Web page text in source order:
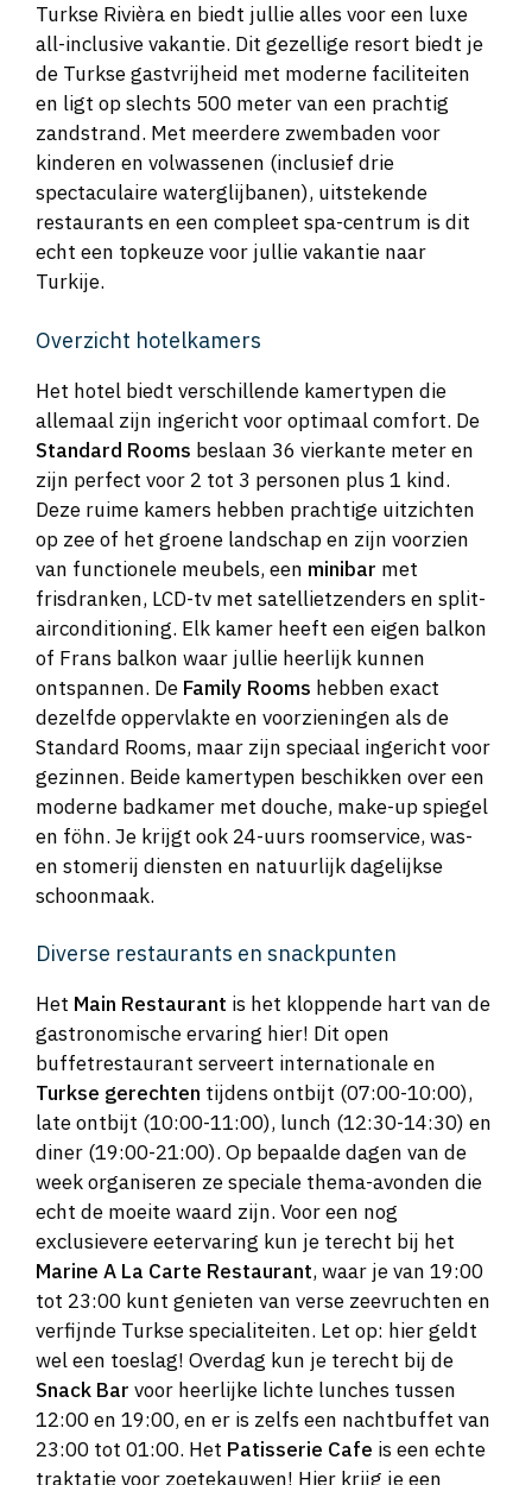
Turkse Rivièra en biedt jullie alles voor een luxe
all-inclusive vakantie. Dit gezellige resort biedt je
de Turkse gastvrijheid met moderne faciliteiten
en ligt op slechts 500 meter van een prachtig
zandstrand. Met meerdere zwembaden voor
kinderen en volwassenen (inclusief drie
spectaculaire waterglijbanen), uitstekende
restaurants en een compleet spa-centrum is dit
echt een topkeuze voor jullie vakantie naar
Turkije.
Overzicht hotelkamers
Het hotel biedt verschillende kamertypen die
allemaal zijn ingericht voor optimaal comfort. De
Standard Rooms beslaan 36 vierkante meter en
zijn perfect voor 2 tot 3 personen plus 1 kind.
Deze ruime kamers hebben prachtige uitzichten
op zee of het groene landschap en zijn voorzien
van functionele meubels, een minibar met
frisdranken, LCD-tv met satellietzenders en split-
airconditioning. Elk kamer heeft een eigen balkon
of Frans balkon waar jullie heerlijk kunnen
ontspannen. De Family Rooms hebben exact
dezelfde oppervlakte en voorzieningen als de
Standard Rooms, maar zijn speciaal ingericht voor
gezinnen. Beide kamertypen beschikken over een
moderne badkamer met douche, make-up spiegel
en föhn. Je krijgt ook 24-uurs roomservice, was-
en stomerij diensten en natuurlijk dagelijkse
schoonmaak.
Diverse restaurants en snackpunten
Het Main Restaurant is het kloppende hart van de
gastronomische ervaring hier! Dit open
buffetrestaurant serveert internationale en
Turkse gerechten tijdens ontbijt (07:00-10:00),
late ontbijt (10:00-11:00), lunch (12:30-14:30) en
diner (19:00-21:00). Op bepaalde dagen van de
week organiseren ze speciale thema-avonden die
echt de moeite waard zijn. Voor een nog
exclusievere eetervaring kun je terecht bij het
Marine A La Carte Restaurant, waar je van 19:00
tot 23:00 kunt genieten van verse zeevruchten en
verfijnde Turkse specialiteiten. Let op: hier geldt
wel een toeslag! Overdag kun je terecht bij de
Snack Bar voor heerlijke lichte lunches tussen
12:00 en 19:00, en er is zelfs een nachtbuffet van
23:00 tot 01:00. Het Patisserie Cafe is een echte
traktatie voor zoetekauwen! Hier krijg je een